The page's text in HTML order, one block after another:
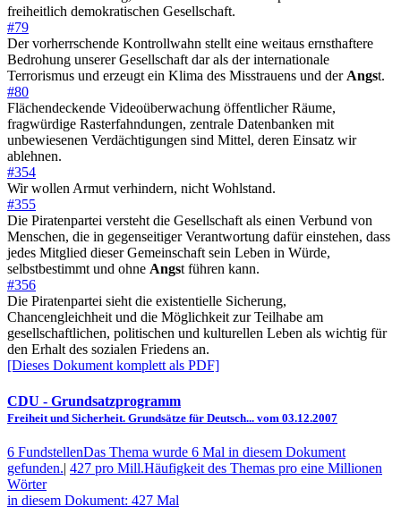
freiheitlich demokratischen Gesellschaft.
#79
Der vorherrschende Kontrollwahn stellt eine weitaus ernsthaftere
Bedrohung unserer Gesellschaft dar als der internationale
Terrorismus und erzeugt ein Klima des Misstrauens und der Angst.
#80
Flächendeckende Videoüberwachung öffentlicher Räume,
fragwürdige Rasterfahndungen, zentrale Datenbanken mit
unbewiesenen Verdächtigungen sind Mittel, deren Einsatz wir
ablehnen.
#354
Wir wollen Armut verhindern, nicht Wohlstand.
#355
Die Piratenpartei versteht die Gesellschaft als einen Verbund von
Menschen, die in gegenseitiger Verantwortung dafür einstehen, dass
jedes Mitglied dieser Gemeinschaft sein Leben in Würde,
selbstbestimmt und ohne Angst führen kann.
#356
Die Piratenpartei sieht die existentielle Sicherung,
Chancengleichheit und die Möglichkeit zur Teilhabe am
gesellschaftlichen, politischen und kulturellen Leben als wichtig für
den Erhalt des sozialen Friedens an.
[Dieses Dokument komplett als PDF]
CDU - Grundsatzprogramm
Freiheit und Sicherheit. Grundsätze für Deutsch... vom 03.12.2007
6 FundstellenDas Thema wurde 6 Mal in diesem Dokument
gefunden.| 427 pro Mill.Häufigkeit des Themas pro eine Millionen
Wörter
in diesem Dokument: 427 Mal